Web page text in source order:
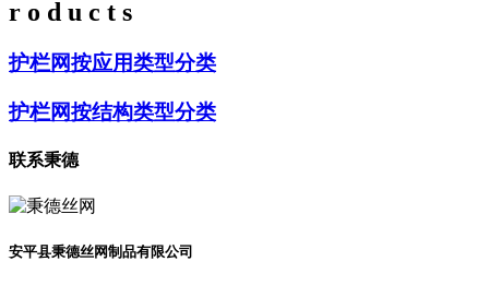
r o d u c t s
护栏网按应用类型分类
护栏网按结构类型分类
联系秉德
安平县秉德丝网制品有限公司